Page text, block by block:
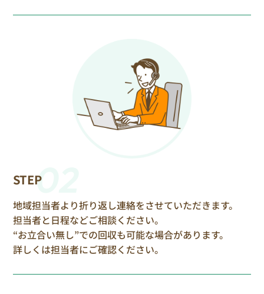
STEP02
地域担当者より折り返し連絡をさせていただきます。
担当者と日程などご相談ください。
“お立合い無し”での回収も可能な場合があります。
詳しくは担当者にご確認ください。